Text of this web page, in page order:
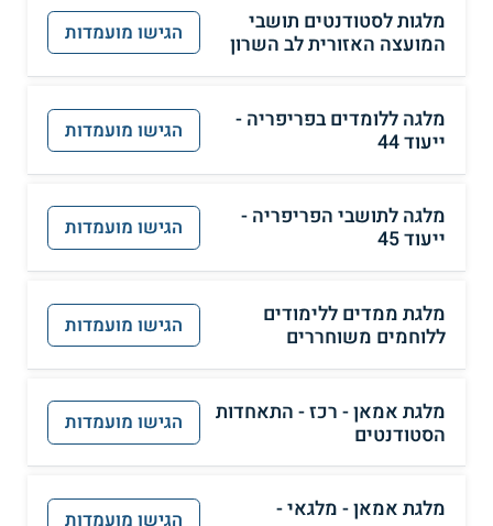
מלגות לסטודנטים תושבי
המועצה האזורית לב השרון
הגישו מועמדות
מלגה ללומדים בפריפריה -
ייעוד 44
הגישו מועמדות
מלגה לתושבי הפריפריה -
ייעוד 45
הגישו מועמדות
מלגת ממדים ללימודים
ללוחמים משוחררים
הגישו מועמדות
מלגת אמאן - רכז - התאחדות
הסטודנטים
הגישו מועמדות
מלגת אמאן - מלגאי -
הגישו מועמדות